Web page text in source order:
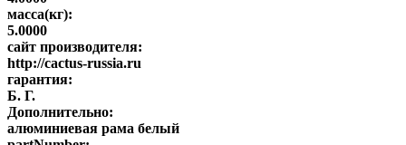
масса(кг):
5.0000
сайт производителя:
http://cactus-russia.ru
гарантия:
Б. Г.
Дополнительно:
алюминиевая рама белый